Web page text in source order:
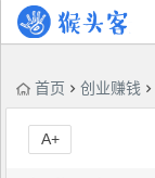
首页 创业赚钱
A+